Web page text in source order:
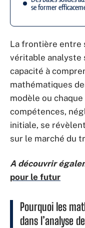
se former
La frontière entre
véritable analyste
capacité à
mathématiques
modèle ou
compétences,
initiale, se
sur le marché du
A découvrir
pour le futur
Pourquoi les
dans l’analyse